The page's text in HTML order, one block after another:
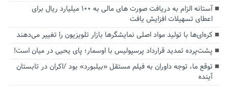
آستانه الزام به دریافت صورت های مالی به ۱۰۰ میلیارد ریال برای
اعطای تسهیلات افزایش یافت
کره‌ای‌ها با تولید مواد اصلی نمایشگرها بازار تلویزیون را تغییر می‌دهند
پشت‌پرده تمدید قرارداد پرسپولیس با اوسمار؛ پای یحیی در میان است!
توقع ما، توجه داوران به فیلم مستقل «بیلبورد» بود /اکران در تابستان
آینده